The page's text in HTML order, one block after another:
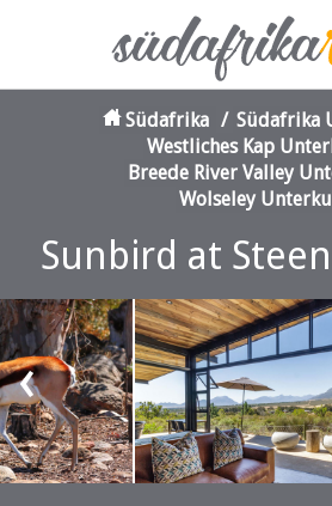
Südafrika / Südafrika
Westliches Kap
Breede River Valley
Wolseley
Sunbird at
‹